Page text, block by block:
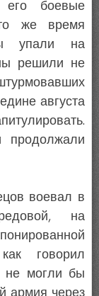
боевые
же время
упали на
решили не
августа
продолжали
воевал в
на
говорил
не могли бы
армия через